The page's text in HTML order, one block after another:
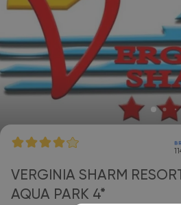
VERGINIA SHARM
AQUA PARK 4*